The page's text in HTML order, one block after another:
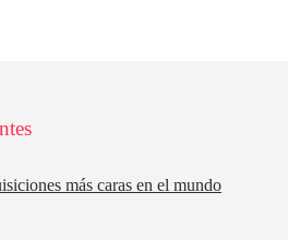
más caras en el mundo